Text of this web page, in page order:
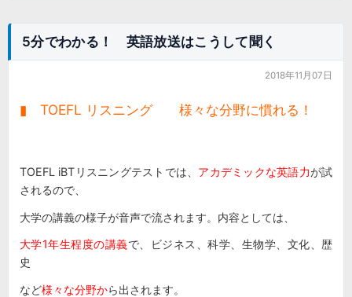
5分でわかる！ 英語放送はこうして聞く
2018年11月07日
▮ TOEFL リスニング 様々な分野に慣れる！
TOEFL iBTリスニングテストでは、 アカデミックな英語力が試
されるので、
大学の講義の様子が音声で流されます。内容としては、
大学1年生程度の講義で、ビジネス、科学、生物学、文化、歴
史
など様々な分野から出されます。